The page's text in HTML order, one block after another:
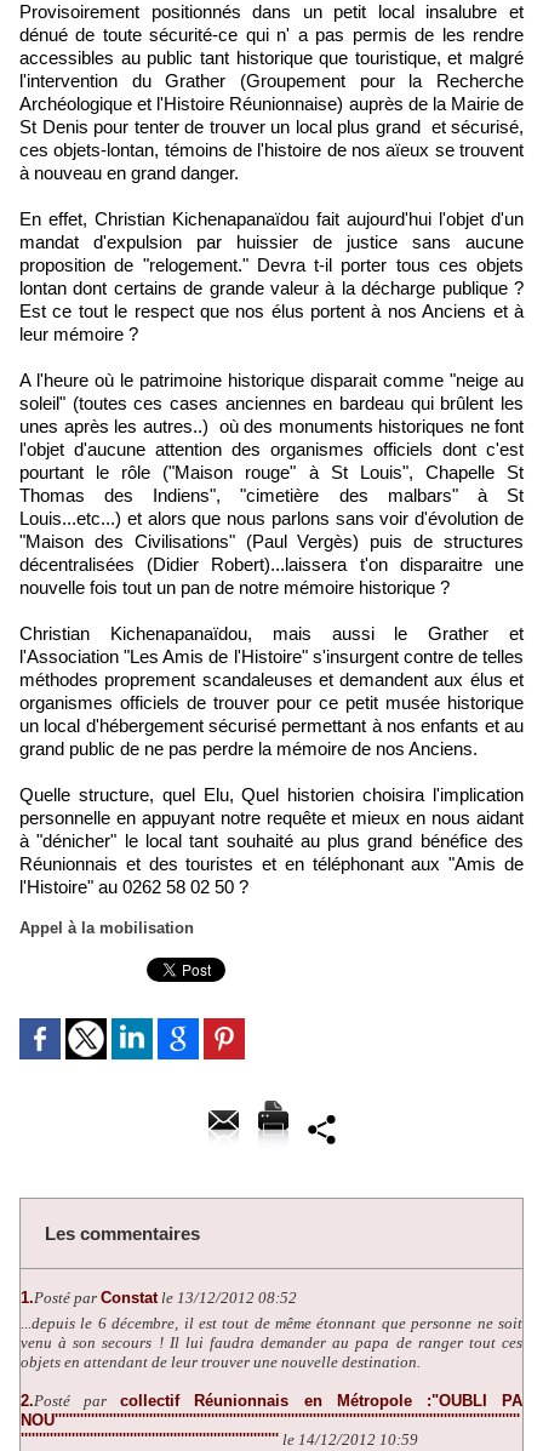
Provisoirement positionnés dans un petit local insalubre et
dénué de toute sécurité-ce qui n' a pas permis de les rendre
accessibles au public tant historique que touristique, et malgré
l'intervention du Grather (Groupement pour la Recherche
Archéologique et l'Histoire Réunionnaise) auprès de la Mairie de
St Denis pour tenter de trouver un local plus grand et sécurisé,
ces objets-lontan, témoins de l'histoire de nos aïeux se trouvent
à nouveau en grand danger.
En effet, Christian Kichenapanaïdou fait aujourd'hui l'objet d'un
mandat d'expulsion par huissier de justice sans aucune
proposition de "relogement." Devra t-il porter tous ces objets
lontan dont certains de grande valeur à la décharge publique ?
Est ce tout le respect que nos élus portent à nos Anciens et à
leur mémoire ?
A l'heure où le patrimoine historique disparait comme "neige au
soleil" (toutes ces cases anciennes en bardeau qui brûlent les
unes après les autres..) où des monuments historiques ne font
l'objet d'aucune attention des organismes officiels dont c'est
pourtant le rôle ("Maison rouge" à St Louis", Chapelle St
Thomas des Indiens", "cimetière des malbars" à St
Louis...etc...) et alors que nous parlons sans voir d'évolution de
"Maison des Civilisations" (Paul Vergès) puis de structures
décentralisées (Didier Robert)...laissera t'on disparaitre une
nouvelle fois tout un pan de notre mémoire historique ?
Christian Kichenapanaïdou, mais aussi le Grather et
l'Association "Les Amis de l'Histoire" s'insurgent contre de telles
méthodes proprement scandaleuses et demandent aux élus et
organismes officiels de trouver pour ce petit musée historique
un local d'hébergement sécurisé permettant à nos enfants et au
grand public de ne pas perdre la mémoire de nos Anciens.
Quelle structure, quel Elu, Quel historien choisira l'implication
personnelle en appuyant notre requête et mieux en nous aidant
à "dénicher" le local tant souhaité au plus grand bénéfice des
Réunionnais et des touristes et en téléphonant aux "Amis de
l'Histoire" au 0262 58 02 50 ?
Appel à la mobilisation
Les commentaires
1.Posté par Constat le 13/12/2012 08:52
...depuis le 6 décembre, il est tout de même étonnant que personne ne soit
venu à son secours ! Il lui faudra demander au papa de ranger tout ces
objets en attendant de leur trouver une nouvelle destination.
2.Posté parcollectif Réunionnais en Métropole :"OUBLI PA
NOU''''''''''''''''''''''''''''''''''''''''''''''''''''''''''''''''''''''''''''''''''''''''''''''''''''''''''''''''''''''''''''''''
''''''''''''''''''''''''''''''''''''''''''''''''''''''''''''''''''''''' le 14/12/2012 10:59